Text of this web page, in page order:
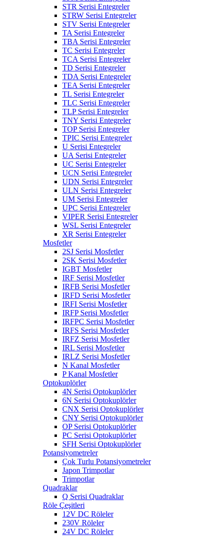
STR Serisi Entegreler
STRW Serisi Entegreler
STV Serisi Entegreler
TA Serisi Entegreler
TBA Serisi Entegreler
TC Serisi Entegreler
TCA Serisi Entegreler
TD Serisi Entegreler
TDA Serisi Entegreler
TEA Serisi Entegreler
TL Serisi Entegreler
TLC Serisi Entegreler
TLP Serisi Entegreler
TNY Serisi Entegreler
TOP Serisi Entegreler
TPIC Serisi Entegreler
U Serisi Entegreler
UA Serisi Entegreler
UC Serisi Entegreler
UCN Serisi Entegreler
UDN Serisi Entegreler
ULN Serisi Entegreler
UM Serisi Entegreler
UPC Serisi Entegreler
VIPER Serisi Entegreler
WSL Serisi Entegreler
XR Serisi Entegreler
Mosfetler
2SJ Serisi Mosfetler
2SK Serisi Mosfetler
IGBT Mosfetler
IRF Serisi Mosfetler
IRFB Serisi Mosfetler
IRFD Serisi Mosfetler
IRFI Serisi Mosfetler
IRFP Serisi Mosfetler
IRFPC Serisi Mosfetler
IRFS Serisi Mosfetler
IRFZ Serisi Mosfetler
IRL Serisi Mosfetler
IRLZ Serisi Mosfetler
N Kanal Mosfetler
P Kanal Mosfetler
Optokuplörler
4N Serisi Optokuplörler
6N Serisi Optokuplörler
CNX Serisi Optokuplörler
CNY Serisi Optokuplörler
OP Serisi Optokuplörler
PC Serisi Optokuplörler
SFH Serisi Optokuplörler
Potansiyometreler
Çok Turlu Potansiyometreler
Japon Trimpotlar
Trimpotlar
Quadraklar
Q Serisi Quadraklar
Röle Çeşitleri
12V DC Röleler
230V Röleler
24V DC Röleler